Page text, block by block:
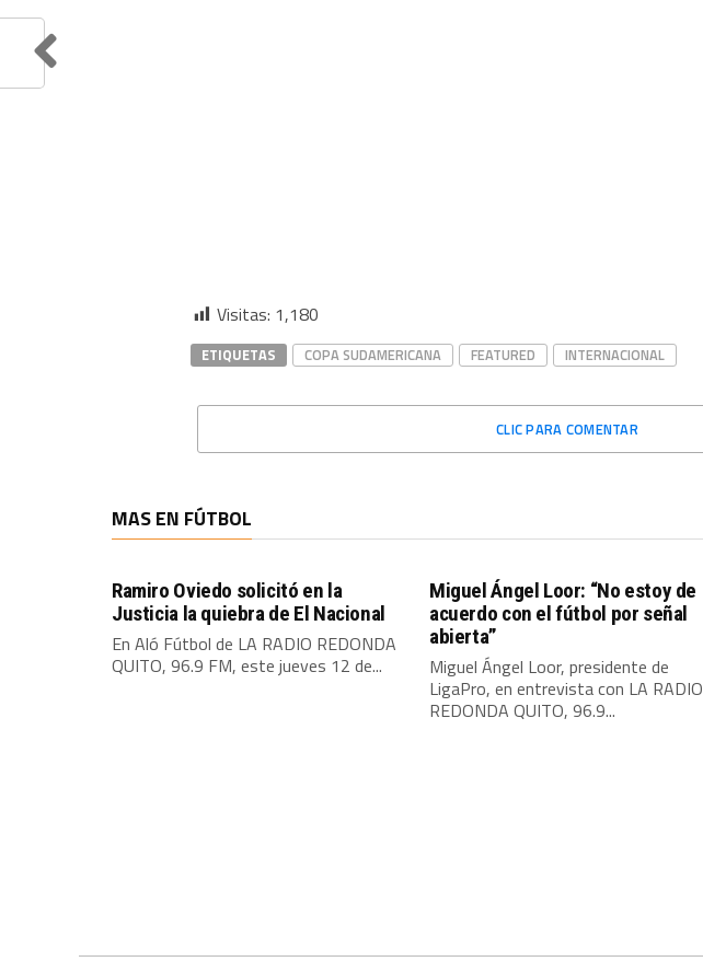
Visitas: 1,180
ETIQUETAS COPA SUDAMERICANA FEATURED INTERNACIONAL
CLIC PARA COMENTAR
MAS EN FÚTBOL
Ramiro Oviedo solicitó en la
Justicia la quiebra de El Nacional
En Aló Fútbol de LA RADIO REDONDA
QUITO, 96.9 FM, este jueves 12 de...
Miguel Ángel Loor: “No estoy de
acuerdo con el fútbol por señal
abierta”
Miguel Ángel Loor, presidente de
LigaPro, en entrevista con LA RADIO
REDONDA QUITO, 96.9...